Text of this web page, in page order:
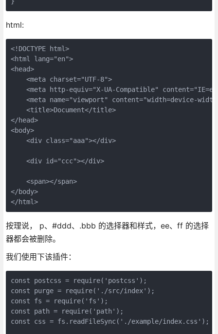
html:
<!DOCTYPE html>
<html lang="en">
<head>
    <meta charset="UTF-8">
<meta http-equiv="X-UA-Compatible"
<meta name="viewport" content="width=device-
    <title>Document</title>
</head>
<body>
    <div class="aaa"></div>
    <div id="ccc"></div>
    <span></span>
</body>
</html>
按理说， p、#ddd、.bbb 的选择器和样式，ee、ff 的选择
器都会被删除。
我们使用下该插件：
const postcss = require('postcss');
const purge = require('./src/index');
const fs = require('fs');
const path = require('path');
const css = fs.readFileSync('./example/index.css');